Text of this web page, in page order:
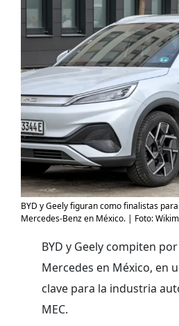
BYD y Geely figuran como finalistas
Mercedes-Benz en México. | Foto:
BYD y Geely compiten
Mercedes en México, en
clave para la industria
MEC.